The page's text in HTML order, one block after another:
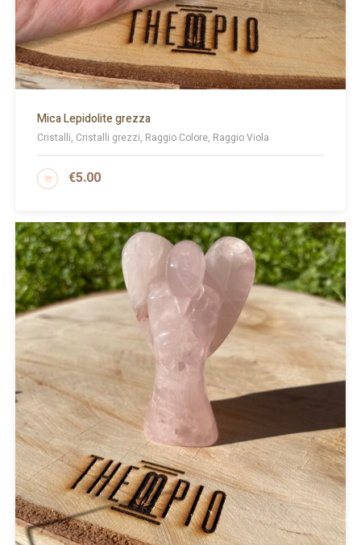
Mica Lepidolite grezza
Cristalli, Cristalli grezzi, Raggio Colore, Raggio Viola
€5.00
AGGIUNGI AL CARRELLO